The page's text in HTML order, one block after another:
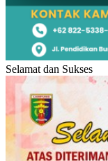
Selamat dan Sukses